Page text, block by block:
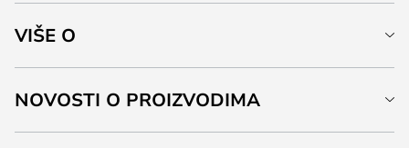
VIŠE O
NOVOSTI O PROIZVODIMA